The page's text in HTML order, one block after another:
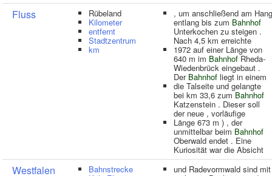
Fluss Rübeland
Kilometer
entfernt
Stadtzentrum
km
, um anschließend am Hang
entlang bis zum Bahnhof
Unterkochen zu steigen .
Nach 4,5 km erreichte
1972 auf einer Länge von
640 m im BahnhofRheda-
Wiedenbrück eingebaut .
Der Bahnhof liegt in einem
die Talseite und gelangte
bei km 33,6 zumBahnhof
Katzenstein . Dieser soll
der neue , vorläufige
Länge 673 m ) , der
unmittelbar beim Bahnhof
Oberwald endet . Eine
Kuriosität war die Absicht
Westfalen Bahnstrecke und Radevormwald sind mit